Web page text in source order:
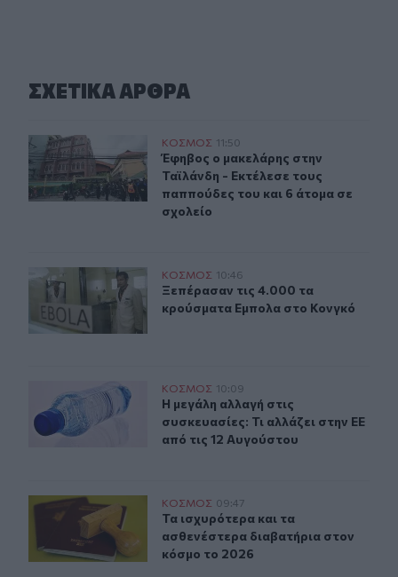
ΣΧΕΤΙΚA AΡΘΡΑ
Έφηβος ο μακελάρης στην Ταϊλάνδη - Εκτέλεσε τους
ΚΟΣΜΟΣ 11:50
Έφηβος ο μακελάρης στην
Έφηβος ο μακελάρης στην
Ταϊλάνδη - Εκτέλεσε τους
παππούδες του και 6 άτομα σε
σχολείο
Ξεπέρασαν τις 4.000 τα κρούσματα Εμπολα στο Κονγκό
ΚΟΣΜΟΣ 10:46
Ξεπέρασαν τις 4.000 τα
Ξεπέρασαν τις 4.000 τα
κρούσματα Εμπολα στο Κονγκό
Η μεγάλη αλλαγή στις συσκευασίες: Τι αλλάζει στην ΕΕ
ΚΟΣΜΟΣ 10:09
Η μεγάλη αλλαγή στις
Η μεγάλη αλλαγή στις
συσκευασίες: Τι αλλάζει στην ΕΕ
από τις 12 Αυγούστου
Τα ισχυρότερα και τα ασθενέστερα διαβατήρια στον
ΚΟΣΜΟΣ 09:47
Τα ισχυρότερα και τα
Τα ισχυρότερα και τα
ασθενέστερα διαβατήρια στον
κόσμο το 2026